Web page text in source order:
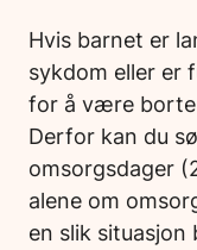
Hvis barnet er
sykdom eller er
for å være
Derfor kan du
omsorgsdager
alene om
en slik